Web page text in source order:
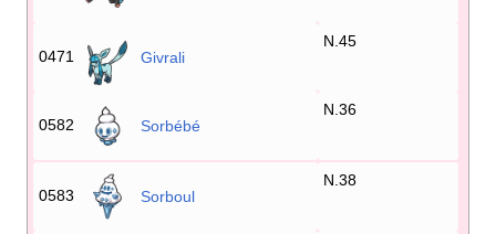
0471 Givrali
N.45
0582 Sorbébé
N.36
0583 Sorboul
N.38